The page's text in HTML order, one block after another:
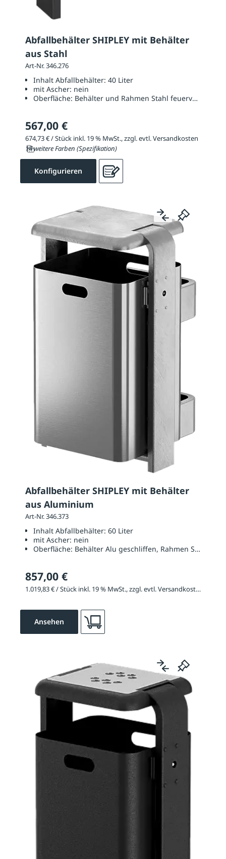
Abfallbehälter SHIPLEY mit Behälter
aus Stahl
Art-Nr. 346.276
Inhalt Abfallbehälter: 40 Liter
mit Ascher: nein
Oberfläche: Behälter und Rahmen Stahl feuerverzinkt
567,00 €
674,73 € / Stück inkl. 19 % MwSt., zzgl. evtl. Versandkosten
14 weitere Farben (Spezifikation)
Konfigurieren
Abfallbehälter SHIPLEY mit Behälter
aus Aluminium
Art-Nr. 346.373
Inhalt Abfallbehälter: 60 Liter
mit Ascher: nein
Oberfläche: Behälter Alu geschliffen, Rahmen Stahl
857,00 €
1.019,83 € / Stück inkl. 19 % MwSt., zzgl. evtl. Versandkosten
Ansehen